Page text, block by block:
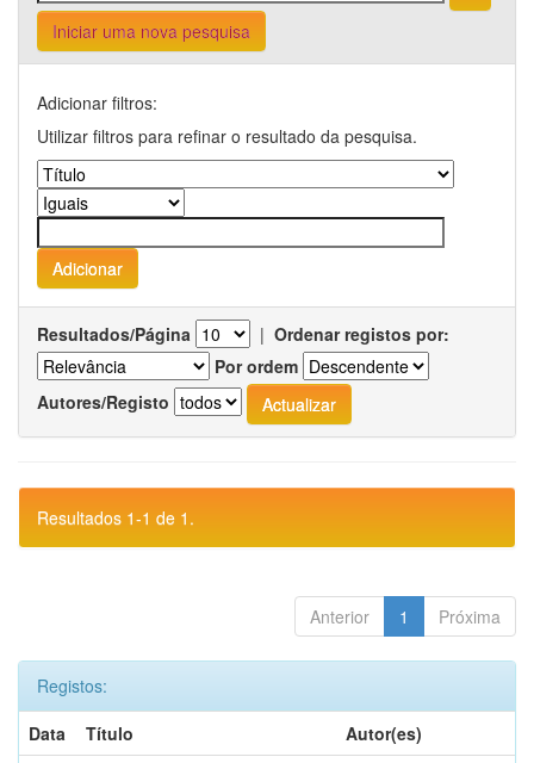
Iniciar uma nova pesquisa
Adicionar filtros:
Utilizar filtros para refinar o resultado da pesquisa.
Resultados/Página | Ordenar registos por:
Por ordem
Autores/Registo
Resultados 1-1 de 1.
Anterior 1 Próxima
Registos:
Data
Título
Autor(es)